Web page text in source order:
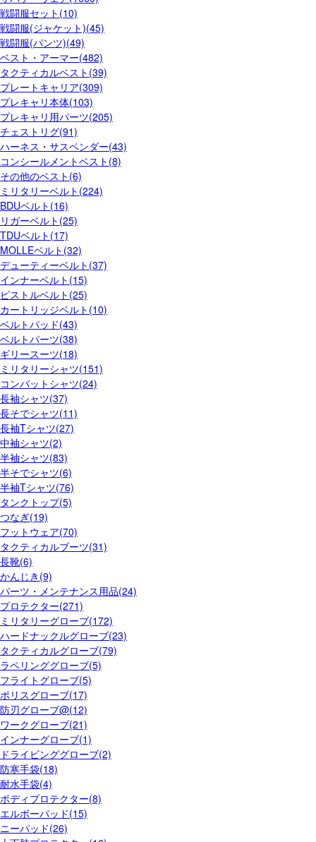
戦闘服セット(10)
戦闘服(ジャケット)(45)
戦闘服(パンツ)(49)
ベスト・アーマー(482)
タクティカルベスト(39)
プレートキャリア(309)
プレキャリ本体(103)
プレキャリ用パーツ(205)
チェストリグ(91)
ハーネス・サスペンダー(43)
コンシールメントベスト(8)
その他のベスト(6)
ミリタリーベルト(224)
BDUベルト(16)
リガーベルト(25)
TDUベルト(17)
MOLLEベルト(32)
デューティーベルト(37)
インナーベルト(15)
ピストルベルト(25)
カートリッジベルト(10)
ベルトパッド(43)
ベルトパーツ(38)
ギリースーツ(18)
ミリタリーシャツ(151)
コンバットシャツ(24)
長袖シャツ(37)
長そでシャツ(11)
長袖Tシャツ(27)
中袖シャツ(2)
半袖シャツ(83)
半そでシャツ(6)
半袖Tシャツ(76)
タンクトップ(5)
つなぎ(19)
フットウェア(70)
タクティカルブーツ(31)
長靴(6)
かんじき(9)
パーツ・メンテナンス用品(24)
プロテクター(271)
ミリタリーグローブ(172)
ハードナックルグローブ(23)
タクティカルグローブ(79)
ラペリンググローブ(5)
フライトグローブ(5)
ポリスグローブ(17)
防刃グローブ@(12)
ワークグローブ(21)
インナーグローブ(1)
ドライビンググローブ(2)
防寒手袋(18)
耐水手袋(4)
ボディプロテクター(8)
エルボーパッド(15)
ニーパッド(26)